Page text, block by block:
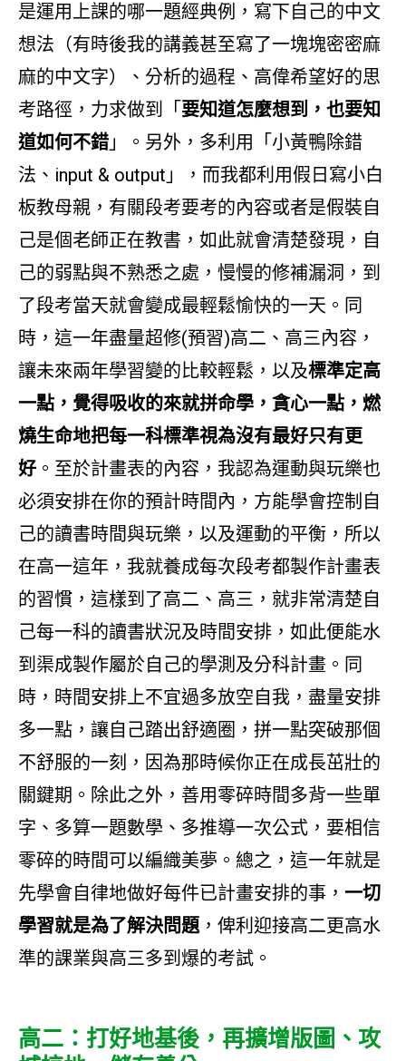
是運用上課的哪一題經典例，寫下自己的中文
想法（有時後我的講義甚至寫了一塊塊密密麻
麻的中文字）、分析的過程、高偉希望好的思
考路徑，力求做到「 要知道怎麼想到，也要知
道如何不錯 」。另外，多利用「小黃鴨除錯
法、input & output」，而我都利用假日寫小白
板教母親，有關段考要考的內容或者是假裝自
己是個老師正在教書，如此就會清楚發現，自
己的弱點與不熟悉之處，慢慢的修補漏洞，到
了段考當天就會變成最輕鬆愉快的一天。同
時，這一年盡量超修(預習)高二、高三內容，
讓未來兩年學習變的比較輕鬆，以及標準定高
一點，覺得吸收的來就拼命學，貪心一點，燃
燒生命地把每一科標準視為沒有最好只有更
好 。至於計畫表的內容，我認為運動與玩樂也
必須安排在你的預計時間內，方能學會控制自
己的讀書時間與玩樂，以及運動的平衡，所以
在高一這年，我就養成每次段考都製作計畫表
的習慣，這樣到了高二、高三，就非常清楚自
己每一科的讀書狀況及時間安排，如此便能水
到渠成製作屬於自己的學測及分科計畫。同
時，時間安排上不宜過多放空自我，盡量安排
多一點，讓自己踏出舒適圈，拼一點突破那個
不舒服的一刻，因為那時候你正在成長茁壯的
關鍵期。除此之外，善用零碎時間多背一些單
字、多算一題數學、多推導一次公式，要相信
零碎的時間可以編織美夢。總之，這一年就是
先學會自律地做好每件已計畫安排的事， 一切
學習就是為了解決問題 ，俾利迎接高二更高水
準的課業與高三多到爆的考試。
高二：打好地基後，再擴增版圖、攻